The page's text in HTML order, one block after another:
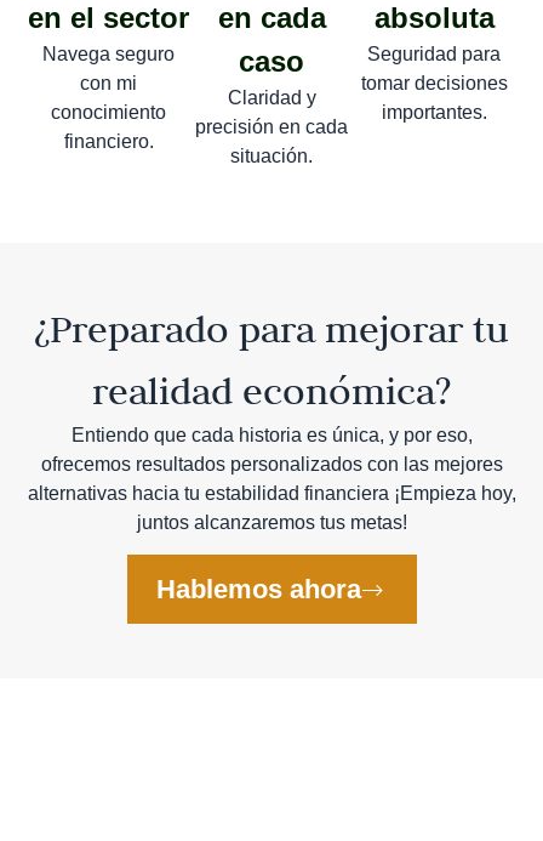
en el sector
Navega seguro
con mi
conocimiento
financiero.
en cada
caso
Claridad y
precisión en cada
situación.
absoluta
Seguridad para
tomar decisiones
importantes.
¿Preparado para mejorar tu
realidad económica?
Entiendo que cada historia es única, y por eso,
ofrecemos resultados personalizados con las mejores
alternativas hacia tu estabilidad financiera ¡Empieza hoy,
juntos alcanzaremos tus metas!
Hablemos ahora